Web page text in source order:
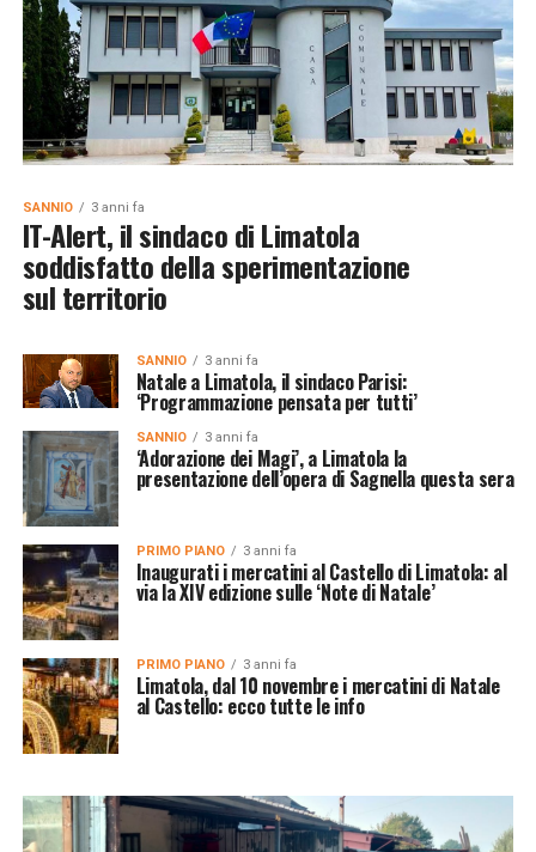
SANNIO 3 anni fa
IT-Alert, il sindaco di Limatola
soddisfatto della sperimentazione
sul territorio
SANNIO 3 anni fa
Natale a Limatola, il sindaco Parisi:
‘Programmazione pensata per tutti’
SANNIO 3 anni fa
‘Adorazione dei Magi’, a Limatola la
presentazione dell’opera di Sagnella questa sera
PRIMO PIANO 3 anni fa
Inaugurati i mercatini al Castello di Limatola: al
via la XIV edizione sulle ‘Note di Natale’
PRIMO PIANO 3 anni fa
Limatola, dal 10 novembre i mercatini di Natale
al Castello: ecco tutte le info